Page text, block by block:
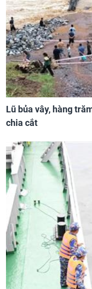
Lũ bủa vây, hàng
chia cắt